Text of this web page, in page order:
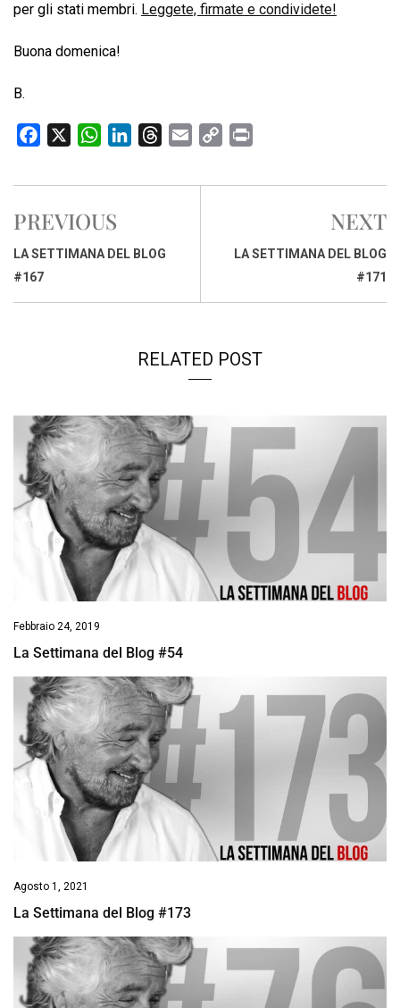
per gli stati membri. Leggete, firmate e condividete!
Buona domenica!
B.
c
b
o
o
W
a
s
A
n
d
r
d
a
p
i
PREVIOUS
LA SETTIMANA DEL BLOG
#167
NEXT
LA SETTIMANA DEL BLOG
#171
RELATED POST
Febbraio 24, 2019
La Settimana del Blog #54
Agosto 1, 2021
La Settimana del Blog #173